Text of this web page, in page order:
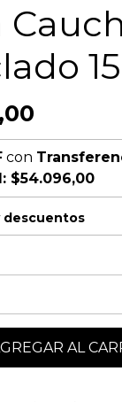
con
$54.096,00
descuentos
AL